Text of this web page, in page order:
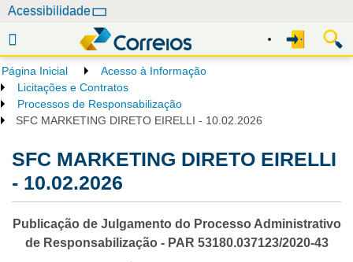
e
g
a
ç
Acessibilidade
Página Inicial
Acesso à Informação
Licitações e Contratos
Processos de Responsabilização
SFC MARKETING DIRETO EIRELLI - 10.02.2026
SFC MARKETING DIRETO EIRELLI
- 10.02.2026
Publicação de Julgamento do Processo Administrativo
de Responsabilização - PAR 53180.037123/2020-43